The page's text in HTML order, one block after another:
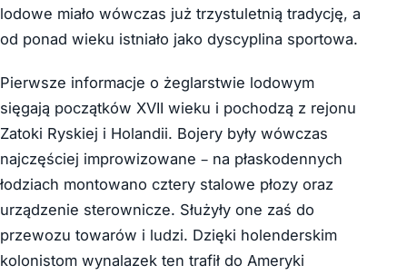
lodowe miało wówczas już trzystuletnią tradycję, a
od ponad wieku istniało jako dyscyplina sportowa.
Pierwsze informacje o żeglarstwie lodowym
sięgają początków XVII wieku i pochodzą z rejonu
Zatoki Ryskiej i Holandii. Bojery były wówczas
najczęściej improwizowane – na płaskodennych
łodziach montowano cztery stalowe płozy oraz
urządzenie sterownicze. Służyły one zaś do
przewozu towarów i ludzi. Dzięki holenderskim
kolonistom wynalazek ten trafił do Ameryki